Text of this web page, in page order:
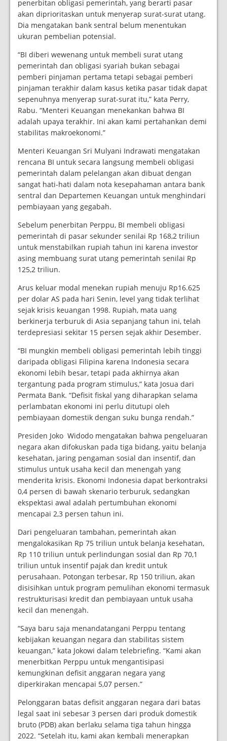
penerbitan obligasi pemerintah, yang berarti pasar
akan diprioritaskan untuk menyerap surat-surat utang.
Dia mengatakan bank sentral belum menentukan
ukuran pembelian potensial.
“BI diberi wewenang untuk membeli surat utang
pemerintah dan obligasi syariah bukan sebagai
pemberi pinjaman pertama tetapi sebagai pemberi
pinjaman terakhir dalam kasus ketika pasar tidak dapat
sepenuhnya menyerap surat-surat itu,” kata Perry,
Rabu. “Menteri Keuangan menekankan bahwa BI
adalah upaya terakhir. Ini akan kami pertahankan demi
stabilitas makroekonomi.”
Menteri Keuangan Sri Mulyani Indrawati mengatakan
rencana BI untuk secara langsung membeli obligasi
pemerintah dalam pelelangan akan dibuat dengan
sangat hati-hati dalam nota kesepahaman antara bank
sentral dan Departemen Keuangan untuk menghindari
pembiayaan yang gegabah.
Sebelum penerbitan Perppu, BI membeli obligasi
pemerintah di pasar sekunder senilai Rp 168,2 triliun
untuk menstabilkan rupiah tahun ini karena investor
asing membuang surat utang pemerintah senilai Rp
125,2 triliun.
Arus keluar modal menekan rupiah menuju Rp16.625
per dolar AS pada hari Senin, level yang tidak terlihat
sejak krisis keuangan 1998. Rupiah, mata uang
berkinerja terburuk di Asia sepanjang tahun ini, telah
terdepresiasi sekitar 15 persen sejak akhir Desember.
“BI mungkin membeli obligasi pemerintah lebih tinggi
daripada obligasi Filipina karena Indonesia secara
ekonomi lebih besar, tetapi pada akhirnya akan
tergantung pada program stimulus,” kata Josua dari
Permata Bank. “Defisit fiskal yang diharapkan selama
perlambatan ekonomi ini perlu ditutupi oleh
pembiayaan domestik dengan suku bunga rendah.”
Presiden Joko Widodo mengatakan bahwa pengeluaran
negara akan difokuskan pada tiga bidang, yaitu belanja
kesehatan, jaring pengaman sosial dan insentif, dan
stimulus untuk usaha kecil dan menengah yang
menderita krisis. Ekonomi Indonesia dapat berkontraksi
0,4 persen di bawah skenario terburuk, sedangkan
ekspektasi awal adalah pertumbuhan ekonomi
mencapai 2,3 persen tahun ini.
Dari pengeluaran tambahan, pemerintah akan
mengalokasikan Rp 75 triliun untuk belanja kesehatan,
Rp 110 triliun untuk perlindungan sosial dan Rp 70,1
triliun untuk insentif pajak dan kredit untuk
perusahaan. Potongan terbesar, Rp 150 triliun, akan
disisihkan untuk program pemulihan ekonomi termasuk
restrukturisasi kredit dan pembiayaan untuk usaha
kecil dan menengah.
“Saya baru saja menandatangani Perppu tentang
kebijakan keuangan negara dan stabilitas sistem
keuangan,” kata Jokowi dalam telebriefing. “Kami akan
menerbitkan Perppu untuk mengantisipasi
kemungkinan defisit anggaran negara yang
diperkirakan mencapai 5,07 persen.”
Pelonggaran batas defisit anggaran negara dari batas
legal saat ini sebesar 3 persen dari produk domestik
bruto (PDB) akan berlaku selama tiga tahun hingga
2022. “Setelah itu, kami akan kembali menerapkan